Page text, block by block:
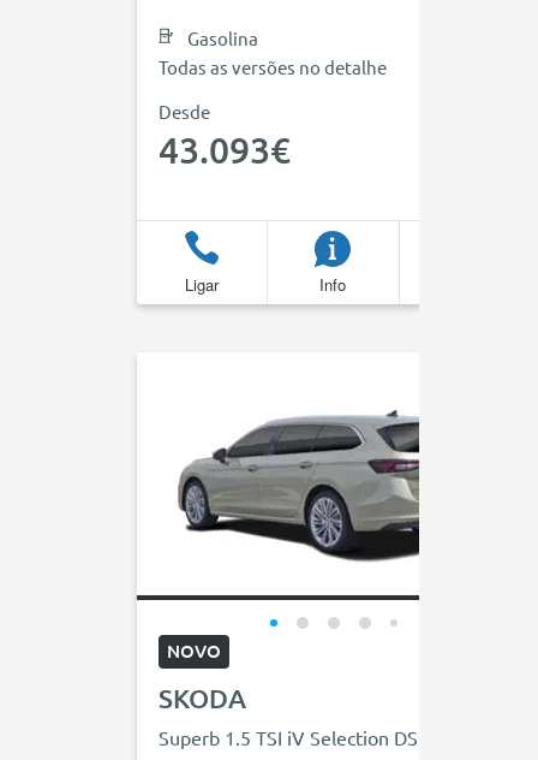
Gasolina
Todas as versões no detalhe
Desde
43.093€
Ligar Info
NOVO
SKODA
Superb 1.5 TSI iV Selection DSG